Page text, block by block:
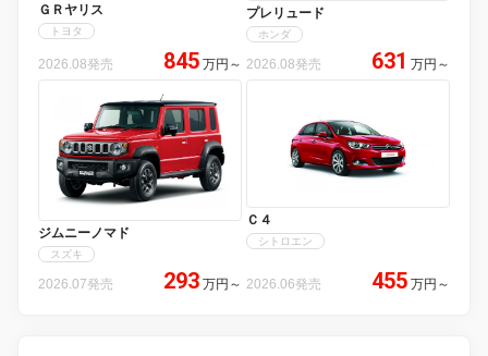
ＧＲヤリス
トヨタ
2026.08発売 845 万円 ～
プレリュード
ホンダ
2026.08発売 631 万円 ～
ジムニーノマド
スズキ
2026.07発売 293 万円 ～
Ｃ４
シトロエン
2026.06発売 455 万円 ～